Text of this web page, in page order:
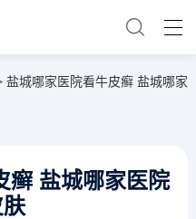
盐城哪家医院看牛皮癣 盐城哪家
癣 盐城哪家医院